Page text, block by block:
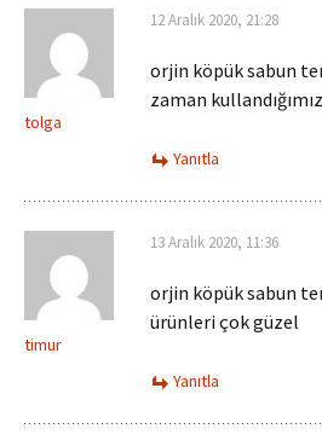
tolga
12 Aralık 2020, 21:28
orjin köpük sabun
zaman
Yanıtla
timur
13 Aralık 2020, 11:36
orjin köpük sabun
ürünleri çok güzel
Yanıtla